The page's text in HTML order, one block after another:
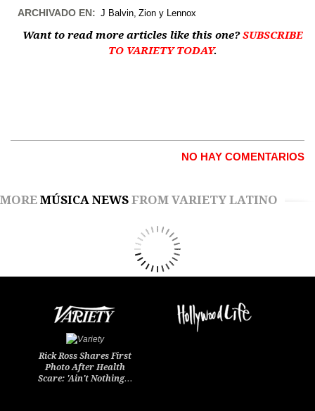
ARCHIVADO EN: J Balvin Zion y Lennox
Want to read more articles like this one?SUBSCRIBE
TO VARIETY TODAY.
NO HAY COMENTARIOS
MORE MÚSICA NEWS FROM VARIETY LATINO
Rick Ross Shares First
Photo After Health
Scare: 'Ain't Nothing…